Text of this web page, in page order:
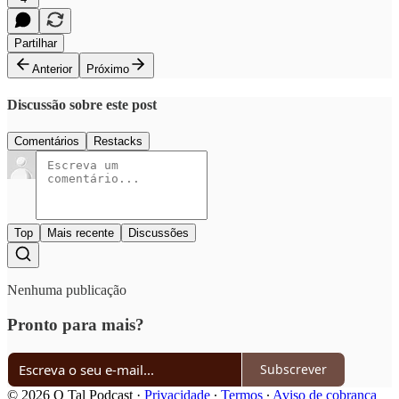
Partilhar
Anterior
Próximo
Discussão sobre este post
Comentários Restacks
Top Mais recente Discussões
Nenhuma publicação
Pronto para mais?
Subscrever
© 2026 O Tal Podcast · Privacidade ∙ Termos ∙ Aviso de cobrança